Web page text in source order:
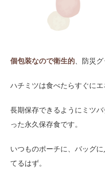
個包装なので衛生的 、防災
ハチミツは食べたらすぐにエ
長期保存できるようにミツ
った永久保存食です。
いつものポーチに、バッグ
てるはず。